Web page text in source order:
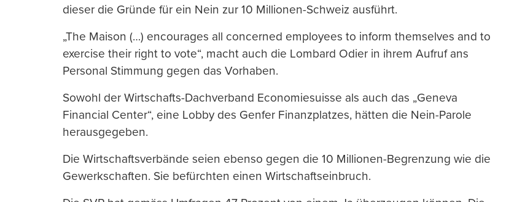
dieser die Gründe für ein Nein zur 10 Millionen-Schweiz ausführt.
„The Maison (…) encourages all concerned employees to inform themselves and to
exercise their right to vote“, macht auch die Lombard Odier in ihrem Aufruf ans
Personal Stimmung gegen das Vorhaben.
Sowohl der Wirtschafts-Dachverband Economiesuisse als auch das „Geneva
Financial Center“, eine Lobby des Genfer Finanzplatzes, hätten die Nein-Parole
herausgegeben.
Die Wirtschaftsverbände seien ebenso gegen die 10 Millionen-Begrenzung wie die
Gewerkschaften. Sie befürchten einen Wirtschaftseinbruch.